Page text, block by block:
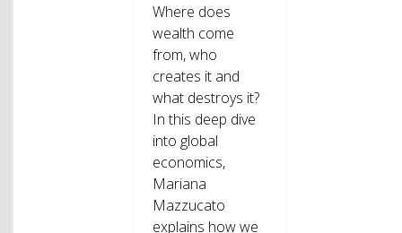
Where does
wealth come
from, who
creates it and
what destroys it?
In this deep dive
into global
economics,
Mariana
Mazzucato
explains how we